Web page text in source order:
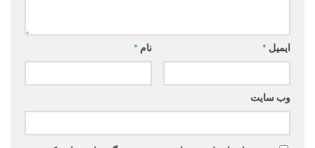
نام * ایمیل *
وب‌ سایت